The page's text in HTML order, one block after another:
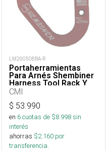
LM260508BA-R
Portaherramientas
Para Arnés Shembiner
Harness Tool Rack Y
Arborismo
CMI
$ 53.990
en 6cuotas de $8.998sin
interés
ahorras $2.160 por
transferencia.